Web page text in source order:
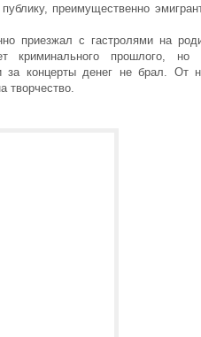
преимущественно
приезжал с гастролями на
криминального прошлого, но
за концерты денег не брал. От
творчество.